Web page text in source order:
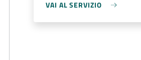
VAI AL SERVIZIO